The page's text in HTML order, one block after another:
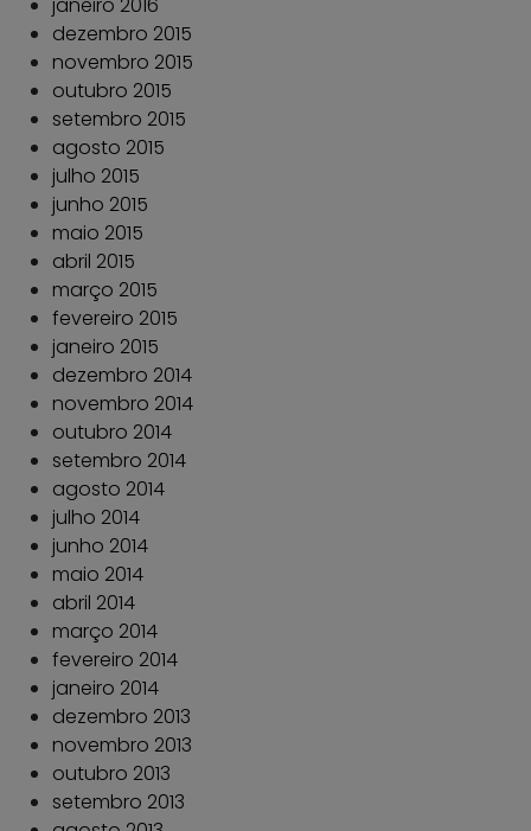
janeiro 2016
dezembro 2015
novembro 2015
outubro 2015
setembro 2015
agosto 2015
julho 2015
junho 2015
maio 2015
abril 2015
março 2015
fevereiro 2015
janeiro 2015
dezembro 2014
novembro 2014
outubro 2014
setembro 2014
agosto 2014
julho 2014
junho 2014
maio 2014
abril 2014
março 2014
fevereiro 2014
janeiro 2014
dezembro 2013
novembro 2013
outubro 2013
setembro 2013